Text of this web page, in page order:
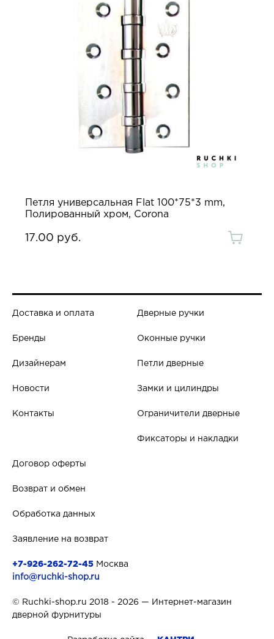
Петля универсальная Flat 100*75*3 mm,
Полированный хром, Corona
17.00 руб.
Доставка и оплата
Бренды
Дизайнерам
Новости
Контакты
Дверные ручки
Оконные ручки
Петли дверные
Замки и цилиндры
Ограничители дверные
Фиксаторы и накладки
Договор оферты
Возврат и обмен
Обработка данных
Заявление на возврат
+7-926-262-72-45 Москва
info@ruchki-shop.ru
© Ruchki-shop.ru 2018 - 2026 — Интернет-магазин
дверной фурнитуры